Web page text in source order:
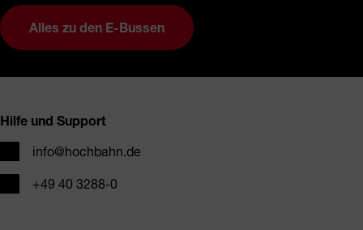
Alles zu den E-Bussen
Hilfe und Support
E-Mailinfo@hochbahn.de
Telefon+49 40 3288-0